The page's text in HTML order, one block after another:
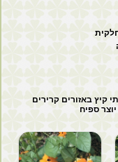
קיץ באזורים קרירים
ספיח